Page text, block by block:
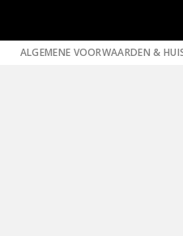
ALGEMENE VOORWAARDEN &